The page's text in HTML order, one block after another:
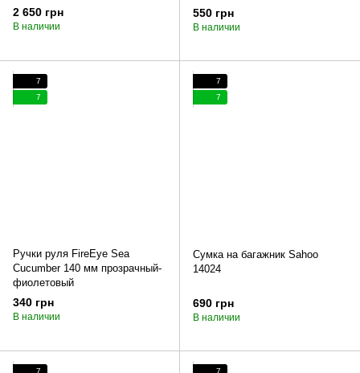
2 650 грн
В наличии
FV/AV
550 грн
В наличии
7
7
Ручки руля FireEye Sea
Cucumber 140 мм прозрачный-
фиолетовый
340 грн
В наличии
7
7
Сумка на багажник Sahoo
14024
690 грн
В наличии